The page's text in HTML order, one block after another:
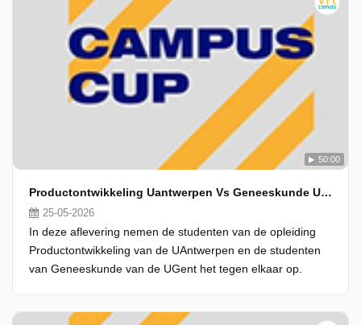
50:00
Productontwikkeling Uantwerpen Vs Geneeskunde Ugent
25-05-2026
In deze aflevering nemen de studenten van de opleiding
Productontwikkeling van de UAntwerpen en de studenten
van Geneeskunde van de UGent het tegen elkaar op.